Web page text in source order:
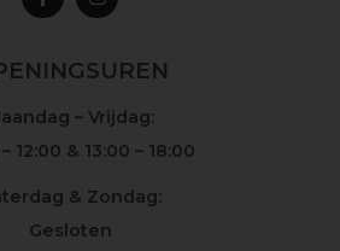
– Vrijdag:
12:00 & 13:00 – 18:00
& Zondag:
Gesloten